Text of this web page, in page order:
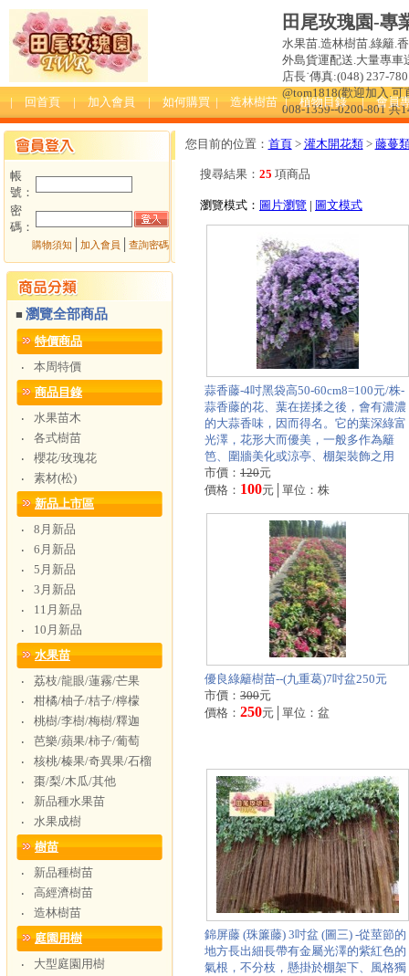
田尾玫瑰園-專
水果苗.造林樹苗.綠籬.
外島貨運配送.大量專車
店長˙傳真:(048) 237-
@tom1818(歡迎加入.
008-1359--0200-801 共
| 回首頁 | 加入會員 | 如何購買 | 造林樹苗 | 植物目錄 | 會員
帳
號：
密
碼：
購物須知 加入會員 查詢密碼
■ 瀏覽全部商品
特價商品
‧
本周特價
商品目錄
‧
水果苗木
‧
各式樹苗
‧
櫻花/玫瑰花
‧
素材(松)
新品上市區
‧
8月新品
‧
6月新品
‧
5月新品
‧
3月新品
‧
11月新品
‧
10月新品
水果苗
‧
荔枝/龍眼/蓮霧/芒果
‧
柑橘/柚子/桔子/檸檬
‧
桃樹/李樹/梅樹/釋迦
‧
芭樂/蘋果/柿子/葡萄
‧
核桃/榛果/奇異果/石榴
‧
棗/梨/木瓜/其他
‧
新品種水果苗
‧
水果成樹
樹苗
‧
新品種樹苗
‧
高經濟樹苗
‧
造林樹苗
庭園用樹
‧
大型庭園用樹
您目前的位置： 首頁> 灌木開花類> 藤蔓
搜尋結果： 25 項商品
瀏覽模式： 圖片瀏覽 | 圖文模式
蒜香藤-4吋黑袋高50-60cm8=100元/株-
蒜香藤的花、葉在搓揉之後，會有濃濃
的大蒜香味，因而得名。它的葉深綠富
光澤，花形大而優美，一般多作為籬
笆、圍牆美化或涼亭、棚架裝飾之用
市價： 120元
價格： 100元│單位：株
優良綠籬樹苗--(九重葛)7吋盆250元
市價： 300元
價格： 250元│單位：盆
錦屏藤 (珠簾藤) 3吋盆 (圖三) -從莖節的
地方長出細長帶有金屬光澤的紫紅色的
氣根，不分枝，懸掛於棚架下、風格獨